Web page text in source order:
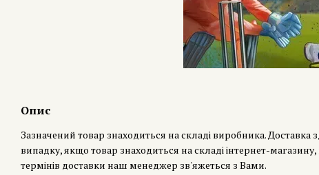
Опис
Зазначений товар знаходиться на складі виробника.
випадку, якщо товар знаходиться на складі інтернет-
термінів доставки наш менеджер зв'яжеться з Вами.